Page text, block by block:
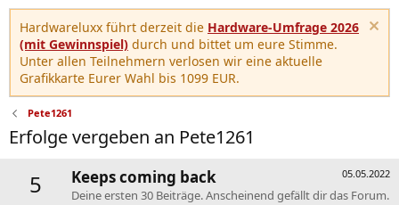
Hardwareluxx führt derzeit die Hardware-Umfrage 2026
(mit Gewinnspiel) durch und bittet um eure Stimme.
Unter allen Teilnehmern verlosen wir eine aktuelle
Grafikkarte Eurer Wahl bis 1099 EUR.
Pete1261
Erfolge vergeben an Pete1261
5 05.05.2022
Keeps coming back
Deine ersten 30 Beiträge. Anscheinend gefällt dir das Forum.